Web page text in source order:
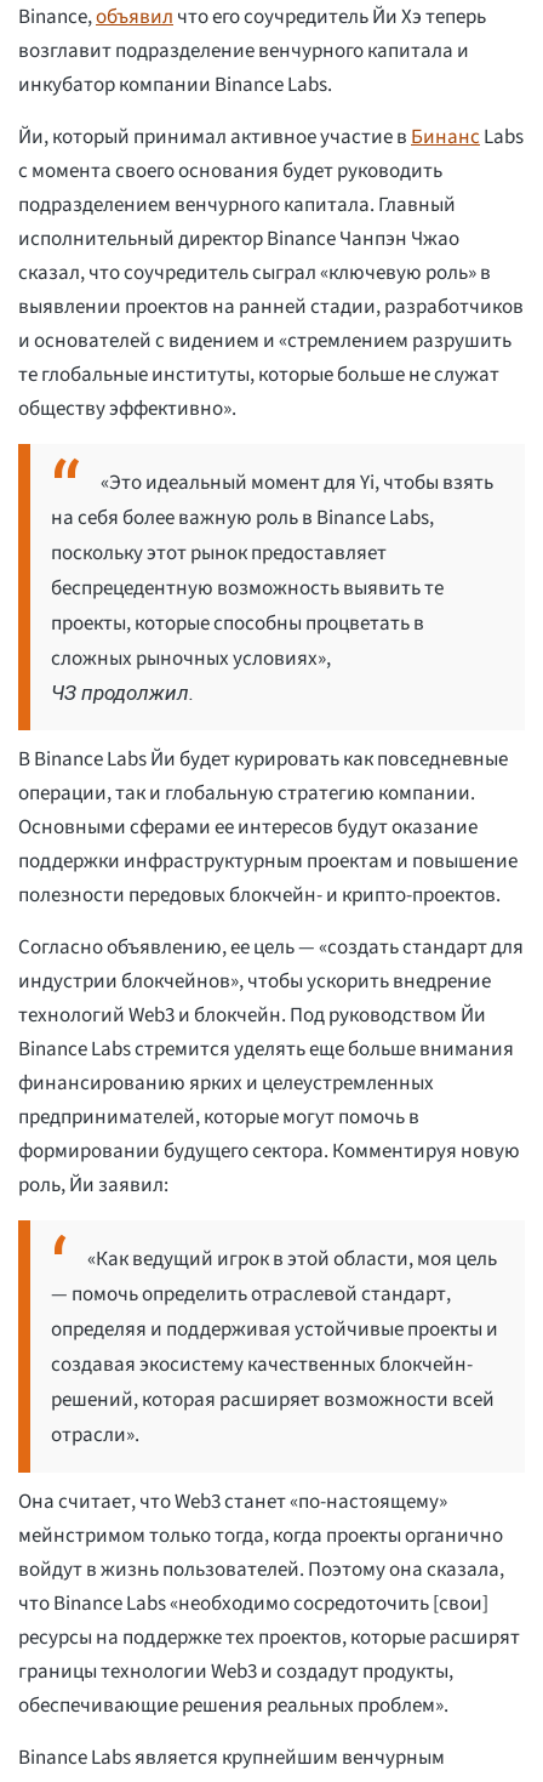
Binance,объявилчто его соучредитель Йи Хэ теперь
возглавит подразделение венчурного капитала и
инкубатор компании Binance Labs.
Йи, который принимал активное участие вБинансLabs
с момента своего основания будет руководить
подразделением венчурного капитала. Главный
исполнительный директор Binance Чанпэн Чжао
сказал, что соучредитель сыграл «ключевую роль» в
выявлении проектов на ранней стадии, разработчиков
и основателей с видением и «стремлением разрушить
те глобальные институты, которые больше не служат
обществу эффективно».
«Это идеальный момент для Yi, чтобы взять
на себя более важную роль в Binance Labs,
поскольку этот рынок предоставляет
беспрецедентную возможность выявить те
проекты, которые способны процветать в
сложных рыночных условиях»,
ЧЗ продолжил.
В Binance Labs Йи будет курировать как повседневные
операции, так и глобальную стратегию компании.
Основными сферами ее интересов будут оказание
поддержки инфраструктурным проектам и повышение
полезности передовых блокчейн- и крипто-проектов.
Согласно объявлению, ее цель — «создать стандарт для
индустрии блокчейнов», чтобы ускорить внедрение
технологий Web3 и блокчейн. Под руководством Йи
Binance Labs стремится уделять еще больше внимания
финансированию ярких и целеустремленных
предпринимателей, которые могут помочь в
формировании будущего сектора. Комментируя новую
роль, Йи заявил:
«Как ведущий игрок в этой области, моя цель
— помочь определить отраслевой стандарт,
определяя и поддерживая устойчивые проекты и
создавая экосистему качественных блокчейн-
решений, которая расширяет возможности всей
отрасли».
Она считает, что Web3 станет «по-настоящему»
мейнстримом только тогда, когда проекты органично
войдут в жизнь пользователей. Поэтому она сказала,
что Binance Labs «необходимо сосредоточить [свои]
ресурсы на поддержке тех проектов, которые расширят
границы технологии Web3 и создадут продукты,
обеспечивающие решения реальных проблем».
Binance Labs является крупнейшим венчурным